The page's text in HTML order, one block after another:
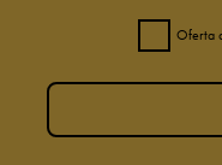
Oferta